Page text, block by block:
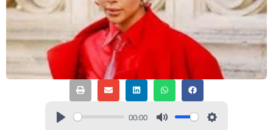
00:00